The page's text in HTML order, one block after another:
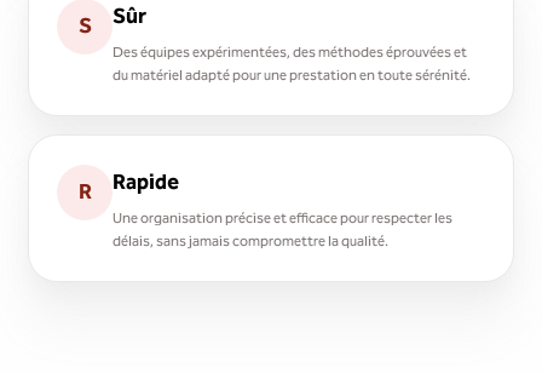
S Sûr
Des équipes expérimentées, des méthodes éprouvées et
du matériel adapté pour une prestation en toute sérénité.
R Rapide
Une organisation précise et efficace pour respecter les
délais, sans jamais compromettre la qualité.